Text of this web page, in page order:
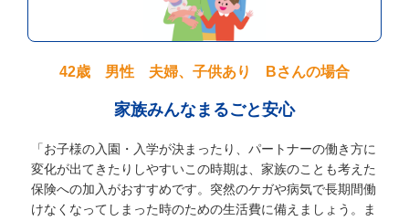
42歳 男性 夫婦、子供あり Bさんの場合
家族みんなまるごと安心
「お子様の入園・入学が決まったり、パートナーの働き方に
変化が出てきたりしやすいこの時期は、家族のことも考えた
保険への加入がおすすめです。突然のケガや病気で長期間働
けなくなってしまった時のための生活費に備えましょう。ま